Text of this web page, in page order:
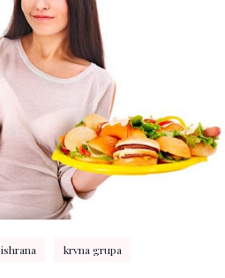
ishrana krvna grupa